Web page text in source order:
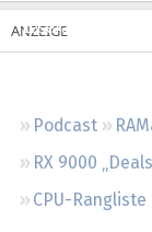
Leserartikel
Podcast
RX 9000
CPU-Rangliste